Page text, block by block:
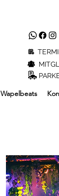
Wapelbeats